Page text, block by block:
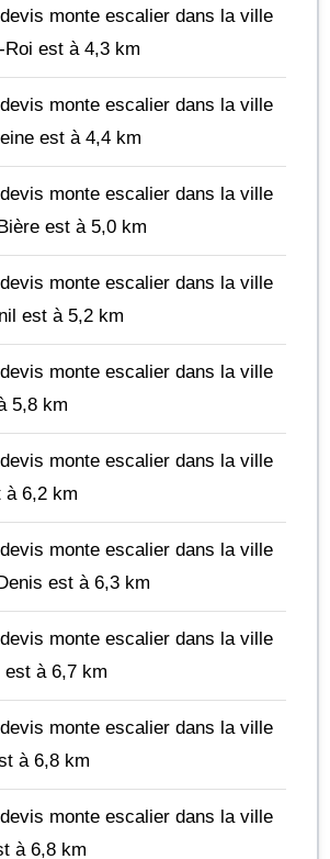
monte escalier dans la ville
Roi est à 4,3 km
monte escalier dans la ville
est à 4,4 km
monte escalier dans la ville
est à 5,0 km
monte escalier dans la ville
est à 5,2 km
monte escalier dans la ville
5,8 km
monte escalier dans la ville
à 6,2 km
monte escalier dans la ville
est à 6,3 km
monte escalier dans la ville
est à 6,7 km
monte escalier dans la ville
à 6,8 km
monte escalier dans la ville
à 6,8 km